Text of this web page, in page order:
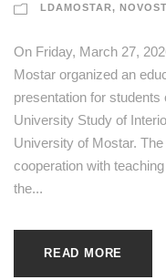
LDAMOSTAR,
On Friday, March 27,
Mostar organized an
presentation for
University Study of
University of Mostar.
cooperation with
the...
READ MORE